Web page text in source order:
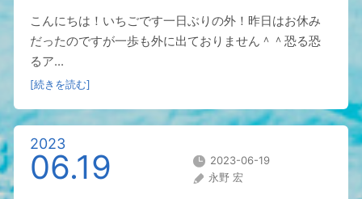
こんにちは！いちごです一日ぶりの外！昨日はお休み
だったのですが一歩も外に出ておりません＾＾恐る恐
るア...
[続きを読む]
2023
06.19
2023-06-19
永野 宏